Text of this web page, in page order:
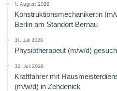
1. August 2026
Konstruktionsmechaniker:in
Berlin am Standort Bernau
31. Juli 2026
Physiotherapeut (m/w/d)
30. Juli 2026
Kraftfahrer mit
(m/w/d) in Zehdenick